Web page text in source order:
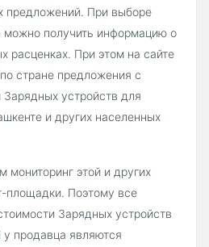
предложений. При выборе
можно получить информацию о
расценках. При этом на сайте
стране предложения с
устройств для
и других населенных
мониторинг этой и других
площадки. Поэтому все
Зарядных устройств
продавца являются